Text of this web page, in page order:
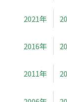
2021年
2016年
2011年